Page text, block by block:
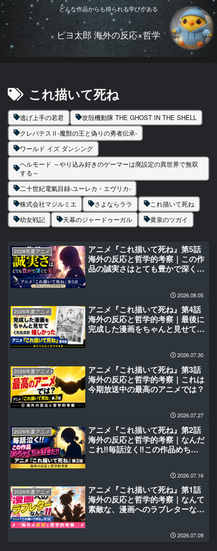
どんな作品からも得られる学びがある
ピヨ太郎 海外の反応×哲学
これ描いて死ね
逃げ上手の若君
攻殻機動隊 THE GHOST IN THE SHELL
クレバテスⅡ-魔獣の王と偽りの勇者伝承-
ワールド イズ ダンシング
ヘルモード ～やり込み好きのゲーマーは廃設定の異世界で無双
する～
二十世紀電氣目録-ユーレカ・エヴリカ-
株式会社マジルミエ
さよならララ
これ描いて死ね
幼女戦記
天幕のジャードゥーガル 黄泉のツガイ
2026年夏アニメ
アニメ『これ描いて死ね』第5話
海外の反応と哲学的考察｜この作
品の誠実さはとても豊かで深くて
2026.08.05
2026年夏アニメ
アニメ『これ描いて死ね』第4話
海外の反応と哲学的考察｜最後に
完成した漫画をちゃんと見せてく
2026.07.30
2026年夏アニメ
アニメ『これ描いて死ね』第3話
海外の反応と哲学的考察｜これは
今期放送中の最高のアニメでは？
2026.07.27
2026年夏アニメ
アニメ『これ描いて死ね』第2話
海外の反応と哲学的考察｜なんだ
これ‼毎話泣く‼この作品めちゃ
2026.07.16
2026年夏アニメ
アニメ『これ描いて死ね』第1話
海外の反応と哲学的考察｜なんて
素敵な、漫画へのラブレターなん
2026.07.09